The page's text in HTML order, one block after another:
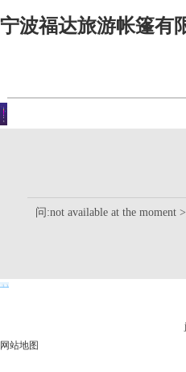
宁波福达旅游帐篷有
问:not available at the moment
网站地图